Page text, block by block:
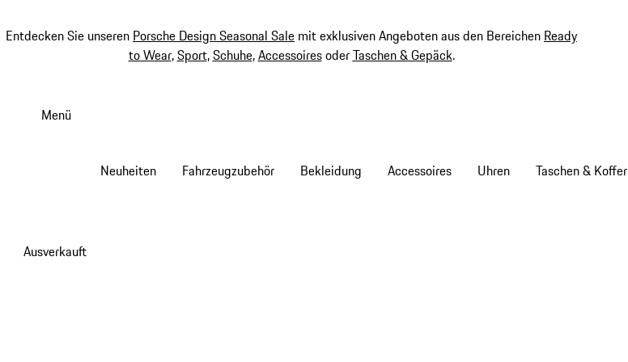
Entdecken Sie unseren Porsche Design Seasonal Sale mit exklusiven Angeboten aus den Bereichen Ready
to Wear,Sport,Schuhe,AccessoiresoderTaschen & Gepäck.
Hauptinhalt
Menü
Neuheiten Fahrzeugzubehör Bekleidung Accessoires Uhren Taschen & Koffer
Ausverkauft